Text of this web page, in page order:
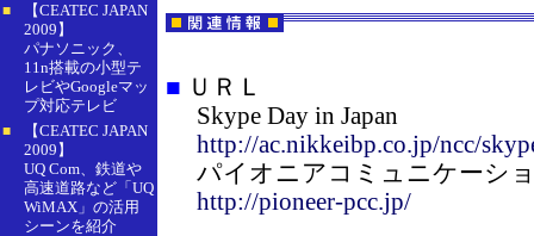
■
【CEATEC JAPAN
2009】
パナソニック、
11n搭載の小型テ
レビやGoogleマッ
プ対応テレビ
■
【CEATEC JAPAN
2009】
UQ Com、鉄道や
高速道路など「UQ
WiMAX」の活用
シーンを紹介
■ ＵＲＬ
Skype Day in Japan
http://ac.nikkeibp.co.jp/ncc/
パイオニアコミュニケーシ
http://pioneer-pcc.jp/